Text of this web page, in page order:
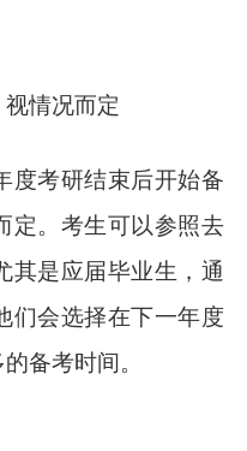
情况而定
度考研结束后开始备
定。考生可以参照去
其是应届毕业生，通
们会选择在下一年度
备考时间。